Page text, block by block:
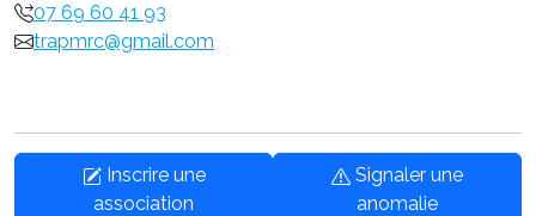
07 69 60 41 93
trapmrc@gmail.com
Inscrire une
association
Signaler une
anomalie